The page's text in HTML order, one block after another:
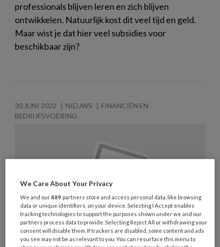
professionals blijven leren en zich blijven
ontwikkelen. Natuurlijk kost dit veel tijd en geld.
Maar wist je dat hier veel subsidies voor
beschikbaar zijn?
30 JUNI 2022 NIEUWS
FINANCIËN EN
BEDRIJFSVOERING
We Care About Your Privacy
We and our889 partners store and access personal data, like browsing
data or unique identifiers, on your device. Selecting I Accept enables
tracking technologies to support the purposes shown under we and our
partners process data to provide. Selecting Reject All or withdrawing your
consent will disable them. If trackers are disabled, some content and ads
you see may not be as relevant to you. You can resurface this menu to